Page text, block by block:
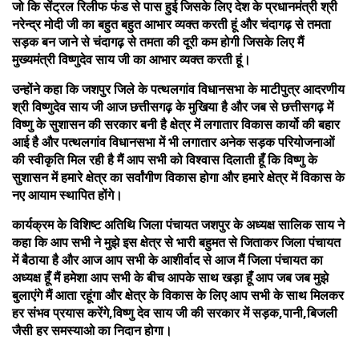
जो कि सेंट्रल रिलीफ फंड से पास हुई जिसके लिए देश के प्रधानमंत्री श्री
नरेन्द्र मोदी जी का बहुत बहुत आभार व्यक्त करती हूं और चंदागढ़ से तमता
सड़क बन जाने से चंदागढ़ से तमता की दूरी कम होगी जिसके लिए मैं
मुख्यमंत्री विष्णुदेव साय जी का आभार व्यक्त करती हूं।
उन्होंने कहा कि जशपुर जिले के पत्थलगांव विधानसभा के माटीपुत्र आदरणीय
श्री विष्णुदेव साय जी आज छत्तीसगढ़ के मुखिया है और जब से छत्तीसगढ़ में
विष्णु के सुशासन की सरकार बनी है क्षेत्र में लगातार विकास कार्यो की बहार
आई है और पत्थलगांव विधानसभा में भी लगातार अनेक सड़क परियोजनाओं
की स्वीकृति मिल रही है मैं आप सभी को विश्वास दिलाती हूँ कि विष्णु के
सुशासन में हमारे क्षेत्र का सर्वांगीण विकास होगा और हमारे क्षेत्र में विकास के
नए आयाम स्थापित होंगे।
कार्यक्रम के विशिष्ट अतिथि जिला पंचायत जशपुर के अध्यक्ष सालिक साय ने
कहा कि आप सभी ने मुझे इस क्षेत्र से भारी बहुमत से जिताकर जिला पंचायत
में बैठाया है और आज आप सभी के आशीर्वाद से आज मैं जिला पंचायत का
अध्यक्ष हूँ मैं हमेशा आप सभी के बीच आपके साथ खड़ा हूँ आप जब जब मुझे
बुलाएंगे मैं आता रहूंगा और क्षेत्र के विकास के लिए आप सभी के साथ मिलकर
हर संभव प्रयास करेंगे,विष्णु देव साय जी की सरकार में सड़क,पानी,बिजली
जैसी हर समस्याओ का निदान होगा।